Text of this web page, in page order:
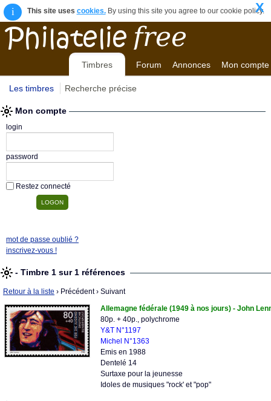
i This site uses cookies.By using this site you agree to our cookie policy.
X
Timbres Forum Annonces Mon compte
Les timbres Recherche précise
Mon compte
login
password
Restez connecté
mot de passe oublié ?
inscrivez-vous !
- Timbre 1 sur 1 références
Retour à la liste › Précédent› Suivant
Allemagne fédérale (1949 à nos jours) - John
80p. + 40p., polychrome
Y&T N°1197
Michel N°1363
Emis en 1988
Dentelé 14
Surtaxe pour la jeunesse
Idoles de musiques "rock' et "pop"